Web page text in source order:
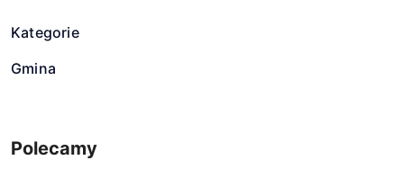
Kategorie
Gmina
Polecamy